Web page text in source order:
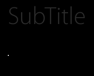
SubTitle